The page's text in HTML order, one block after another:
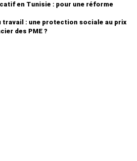
en Tunisie : pour une réforme
travail : une protection sociale au prix
des PME ?